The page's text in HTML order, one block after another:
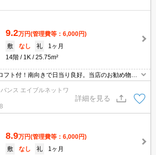
9.2万円(管理費等：6,000円)
敷
なし 礼
1ヶ月
14階
1K 25.75m²
フト付！南向きで日当り良好。当店のお勧め物件
せはエイブルネットワーク天満橋店まで06-4790-
ンス エイブルネットワ
詳細を見る
8.9万円(管理費等：6,000円)
敷
なし 礼
1ヶ月